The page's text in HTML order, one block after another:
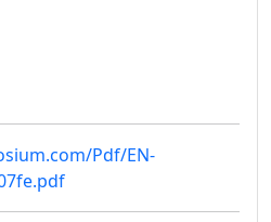
Pdf/EN-